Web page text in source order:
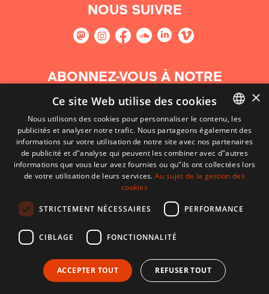
NOUS SUIVRE
ABONNEZ-VOUS À NOTRE
NEWSLETTER
S'abonner
BASQUE
FRENCH
×
Ce site Web utilise des cookies
Nous utilisons des cookies pour personnaliser le contenu, les
publicités et analyser notre trafic. Nous partageons également des
informations sur votre utilisation de notre site avec nos partenaires
de publicité et d"analyse qui peuvent les combiner avec d"autres
informations que vous leur avez fournies ou qu"ils ont collectées lors
de votre utilisation de leurs services.Au sujet de la gestion des
cookies
STRICTEMENT NÉCESSAIRES PERFORMANCE
CIBLAGE FONCTIONNALITÉ
ACCEPTER TOUT REFUSER TOUT